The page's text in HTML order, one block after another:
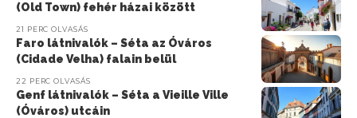
(Old Town) fehér házai között
21 PERC OLVASÁS
Faro látnivalók – Séta az Óváros
(Cidade Velha) falain belül
22 PERC OLVASÁS
Genf látnivalók – Séta a Vieille Ville
(Óváros) utcáin